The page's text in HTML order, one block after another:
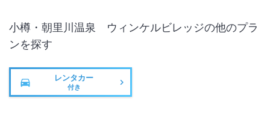
小樽・朝里川温泉 ウィンケルビレッジの他のプラ
ンを探す
レンタカー
付き